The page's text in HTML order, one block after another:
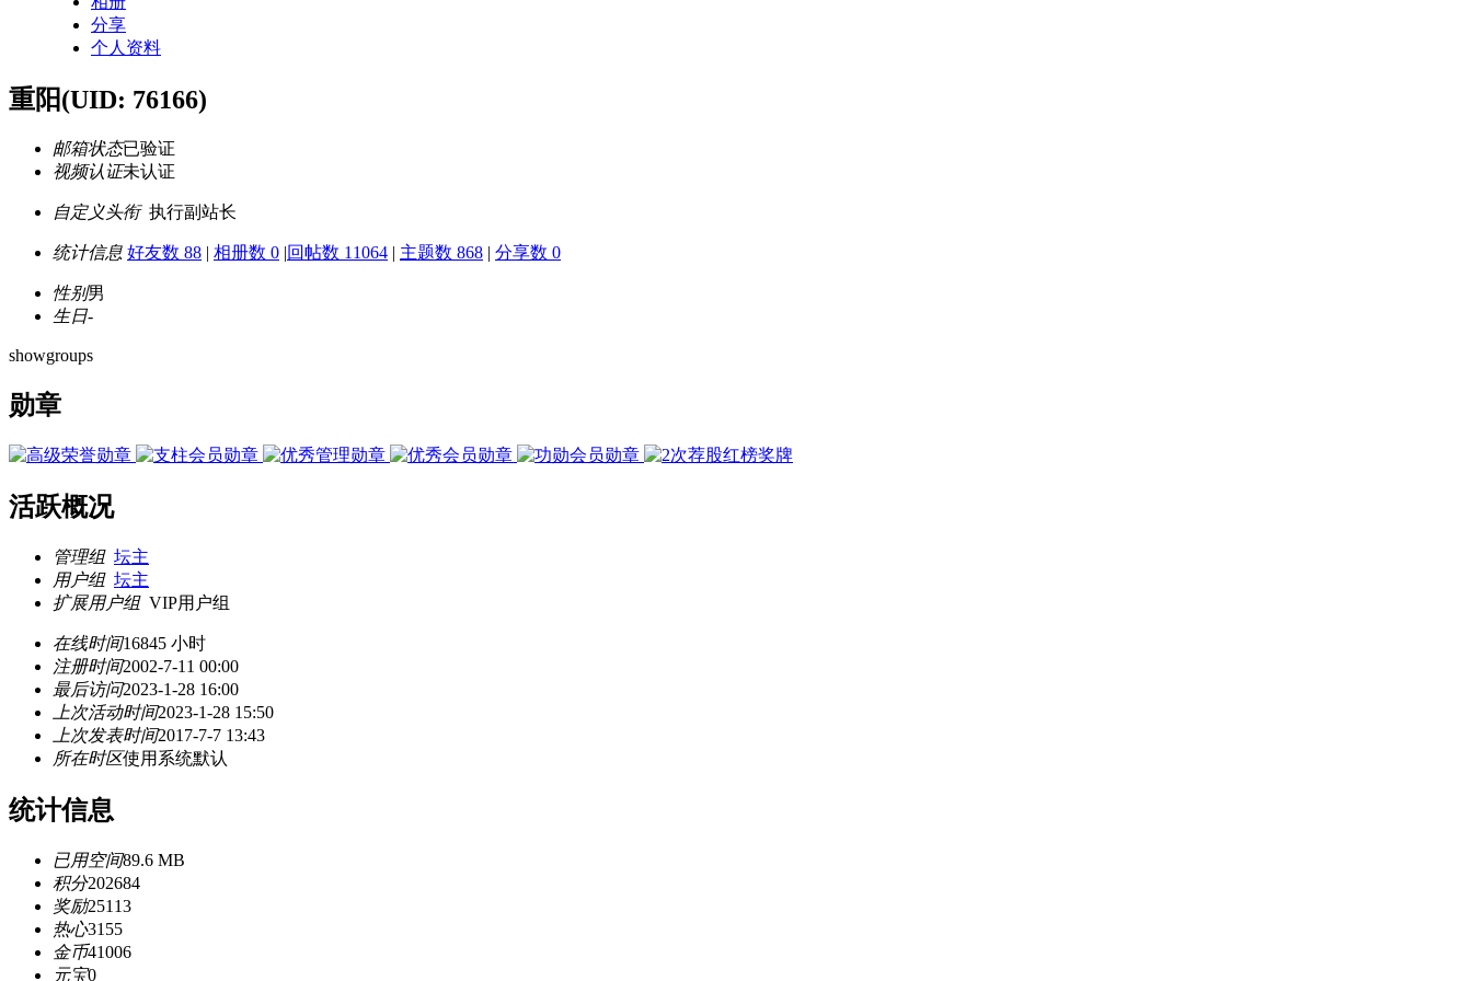
分享
个人资料
重阳(UID: 76166)
邮箱状态已验证
视频认证未认证
自定义头衔 执行副站长
统计信息 好友数 88 | 相册数 0 |回帖数 11064 | 主题数 868 | 分享数 0
性别男
生日-
showgroups
勋章
活跃概况
管理组 坛主
用户组 坛主
扩展用户组 VIP用户组
在线时间16845 小时
注册时间2002-7-11 00:00
最后访问2023-1-28 16:00
上次活动时间2023-1-28 15:50
上次发表时间2017-7-7 13:43
所在时区使用系统默认
统计信息
已用空间89.6 MB
积分202684
奖励25113
热心3155
金币41006
元宝0